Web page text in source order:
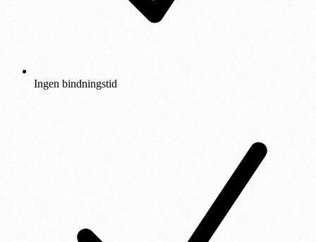
Ingen bindningstid